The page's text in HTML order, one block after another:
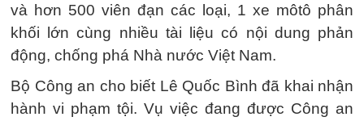
và hơn 500 viên đạn các loại, 1 xe môtô phân
khối lớn cùng nhiều tài liệu có nội dung phản
động, chống phá Nhà nước Việt Nam.
Bộ Công an cho biết Lê Quốc Bình đã khai nhận
hành vi phạm tội. Vụ việc đang được Công an